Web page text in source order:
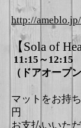
http://
【Sola of
11:15～12:15
（ドアオープ
マットをお持
円
お支払いいた